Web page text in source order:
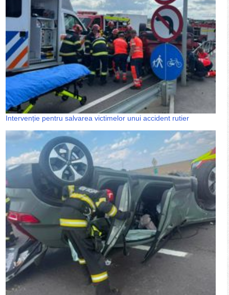
Intervenție pentru salvarea victimelor unui accident rutier